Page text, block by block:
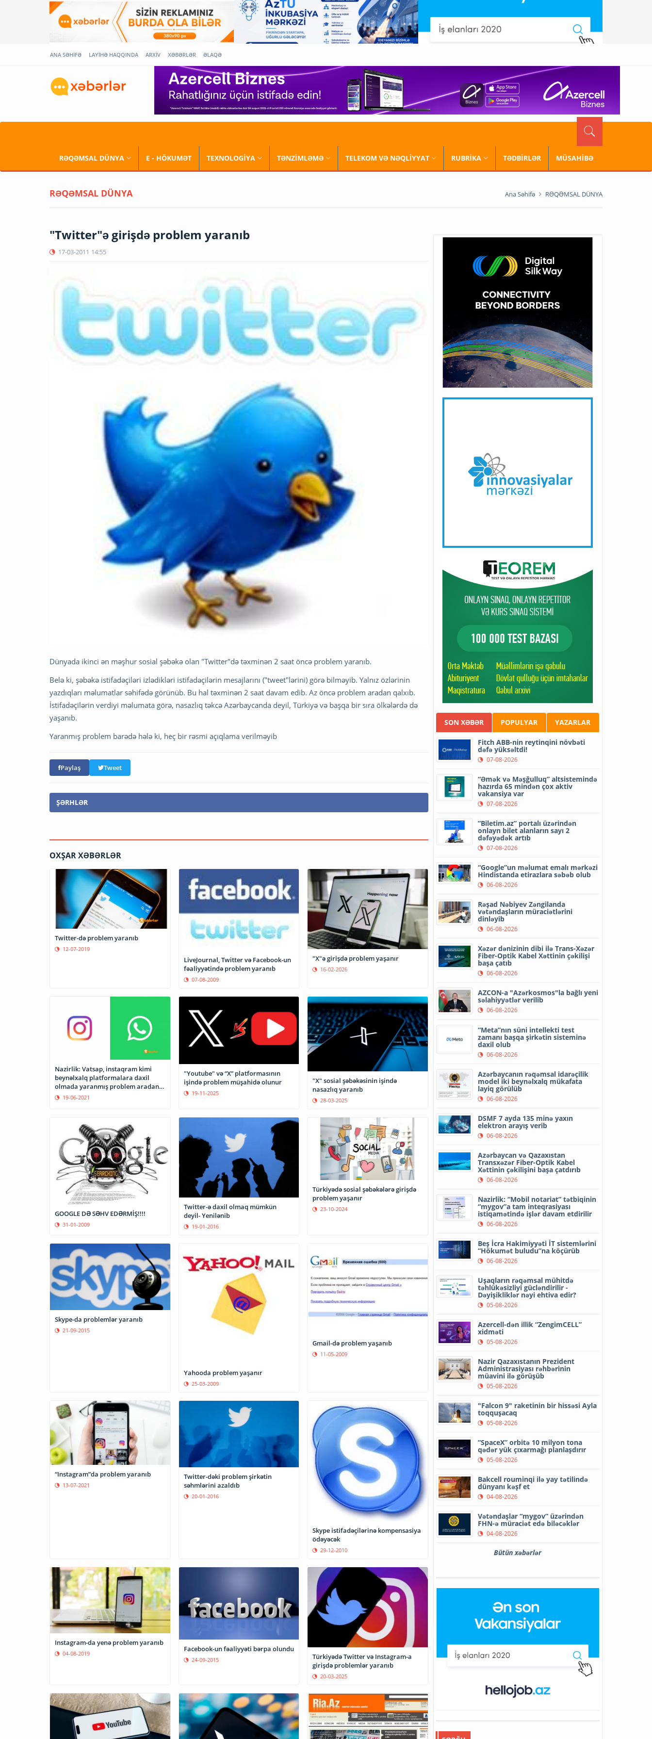
ANA SƏHİFƏ LAYİHƏ HAQQINDA ARXİV XƏBƏRLƏR ƏLAQƏ
RƏQƏMSAL DÜNYA E - HÖKUMƏT TEXNOLOGİYA TƏNZİMLƏMƏ TELEKOM VƏ NƏQLİYYAT RUBRİKA TƏDBİRLƏR MÜSAHİBƏ
RƏQƏMSAL DÜNYA Ana Səhifə RƏQƏMSAL DÜNYA
"Twitter"ə girişdə problem yaranıb
17-03-2011 14:55
Dünyada ikinci ən məşhur sosial şəbəkə olan "Twitter"də təxminən 2 saat öncə problem yaranıb.
Belə ki, şəbəkə istifadəçiləri izlədikləri istifadəçilərin mesajlarını ("tweet"lərini) görə bilməyib. Yalnız özlərinin
yazdıqları məlumatlar səhifədə görünüb. Bu hal təxminən 2 saat davam edib. Az öncə problem aradan qalxıb.
İstifadəçilərin verdiyi məlumata görə, nasazlıq təkcə Azərbaycanda deyil, Türkiyə və başqa bir sıra ölkələrdə də
yaşanıb.
Yaranmış problem barədə hələ ki, heç bir rəsmi açıqlama verilməyib
Paylaş Tweet
ŞƏRHLƏR
OXŞAR XƏBƏRLƏR
Twitter-də problem yaranıb
12-07-2019
LiveJournal, Twitter və Facebook-un
fəaliyyətində problem yaranıb
07-08-2009
"X"ə girişdə problem yaşanır
16-02-2026
Nazirlik: Vatsap, instaqram kimi
beynəlxalq platformalara daxil
olmada yaranmış problem aradan
qalxıb
19-06-2021
"Youtube" və “X” platformasının
işində problem müşahidə olunur
19-11-2025
"X" sosial şəbəkəsinin işində
nasazlıq yaranıb
28-03-2025
GOOGLE DƏ SƏHV EDƏRMİŞ!!!!
31-01-2009
Twitter-ə daxil olmaq mümkün
deyil- Yenilənib
19-01-2016
Türkiyədə sosial şəbəkələrə girişdə
problem yaşanır
23-10-2024
Skype-da problemlər yaranıb
21-09-2015
Yahooda problem yaşanır
25-03-2009
Gmail-də problem yaşanıb
11-05-2009
“Instagram”da problem yaranıb
13-07-2021
Twitter-dəki problem şirkətin
səhmlərini azaldıb
20-01-2016
Skype istifadəçilərinə kompensasiya
ödəyəcək
29-12-2010
Instagram-da yenə problem yaranıb
04-08-2019
Facebook-un fəaliyyəti bərpa olundu
24-09-2015
​Türkiyədə Twitter və Instagram-a
girişdə problemlər yaranıb
20-03-2025
SON XƏBƏR POPULYAR YAZARLAR
Fitch ABB-nin reytinqini növbəti
dəfə yüksəltdi!
07-08-2026
“Əmək və Məşğulluq” altsistemində
hazırda 65 mindən çox aktiv
vakansiya var
07-08-2026
“Biletim.az” portalı üzərindən
onlayn bilet alanların sayı 2
dəfəyədək artıb
07-08-2026
“Google”un məlumat emalı mərkəzi
Hindistanda etirazlara səbəb olub
06-08-2026
Rəşad Nəbiyev Zəngilanda
vətəndaşların müraciətlərini
dinləyib
06-08-2026
Xəzər dənizinin dibi ilə Trans-Xəzər
Fiber-Optik Kabel Xəttinin çəkilişi
başa çatıb
06-08-2026
AZCON-a "Azərkosmos"la bağlı yeni
səlahiyyətlər verilib
06-08-2026
“Meta”nın süni intellekti test
zamanı başqa şirkətin sisteminə
daxil olub
06-08-2026
Azərbaycanın rəqəmsal idarəçilik
model iki beynəlxalq mükafata
layiq görülüb
06-08-2026
DSMF 7 ayda 135 minə yaxın
elektron arayış verib
06-08-2026
Azərbaycan və Qazaxıstan
Transxəzər Fiber-Optik Kabel
Xəttinin çəkilişini başa çatdırıb
06-08-2026
Nazirlik: “Mobil notariat” tətbiqinin
“mygov”a tam inteqrasiyası
istiqamətində işlər davam etdirilir
06-08-2026
Beş İcra Hakimiyyəti İT sistemlərini
“Hökumət buludu”na köçürüb
06-08-2026
Uşaqların rəqəmsal mühitdə
təhlükəsizliyi gücləndirilir -
Dəyişikliklər nəyi ehtiva edir?
05-08-2026
Azercell-dən illik “ZengimCELL”
xidməti
05-08-2026
Nazir Qazaxıstanın Prezident
Administrasiyası rəhbərinin
müavini ilə görüşüb
05-08-2026
"Falcon 9" raketinin bir hissəsi Ayla
toqquşacaq
05-08-2026
“SpaceX” orbitə 10 milyon tona
qədər yük çıxarmağı planlaşdırır
05-08-2026
Bakcell rouminqi ilə yay tətilində
dünyanı kəşf et
04-08-2026
Vətəndaşlar “mygov” üzərindən
FHN-ə müraciət edə biləcəklər
04-08-2026
Bütün xəbərlər